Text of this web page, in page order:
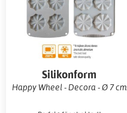
Silikonform
Happy Wheel - Decora - Ø 7 cm